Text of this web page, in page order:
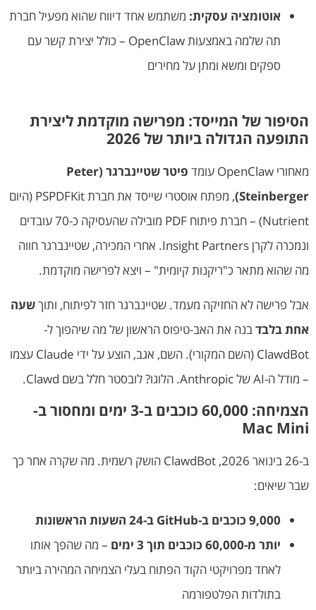
אוטומציה עסקית: משתמש אחד דיווח שהוא מפעיל חברת
תה שלמה באמצעות OpenClaw – כולל יצירת קשר עם
ספקים ומשא ומתן על מחירים
הסיפור של המייסד: מפרישה מוקדמת ליצירת
התופעה הגדולה ביותר של 2026
מאחורי OpenClaw עומד
פיטר שטיינברגר (Peter
Steinberger)
, מפתח אוסטרי שייסד את חברת PSPDFKit (היום
Nutrient) – חברת פיתוח PDF מובילה שהעסיקה כ-70 עובדים
ונמכרה לקרן Insight Partners. אחרי המכירה, שטיינברגר חווה
מה שהוא מתאר כ"ריקנות קיומית" – ויצא לפרישה מוקדמת.
אבל פרישה לא החזיקה מעמד. שטיינברגר חזר לפיתוח, ותוךשעה
אחת בלבדבנה את האב-טיפוס הראשון של מה שיהפוך ל-
ClawdBot (השם המקורי). השם, אגב, הוצע על ידי Claude עצמו
– מודל ה-AI של Anthropic. הלוגו? לובסטר חלל בשם Clawd.
הצמיחה: 60,000 כוכבים ב-3 ימים ומחסור ב-
Mac Mini
ב-26 בינואר 2026, ClawdBot הושק רשמית. מה שקרה אחר כך
שבר שיאים:
9,000 כוכבים ב-GitHub ב-24 השעות הראשונות
יותר מ-60,000 כוכבים תוך 3 ימים
– מה שהפך אותו
לאחד מפרויקטי הקוד הפתוח בעלי הצמיחה המהירה ביותר
בתולדות הפלטפורמה